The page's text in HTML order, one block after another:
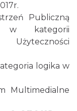
Publiczną
w kategorii
logika w
Multimedialne